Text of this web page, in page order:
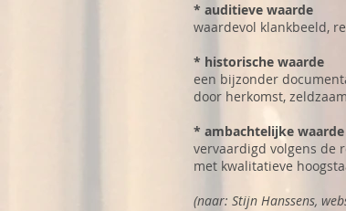
* auditieve waarde
waardevol klankbeeld,
* historische waarde
een bijzonder
door herkomst,
* ambachtelijke waarde
vervaardigd volgens de
met kwalitatieve
(naar: Stijn Hanssens,